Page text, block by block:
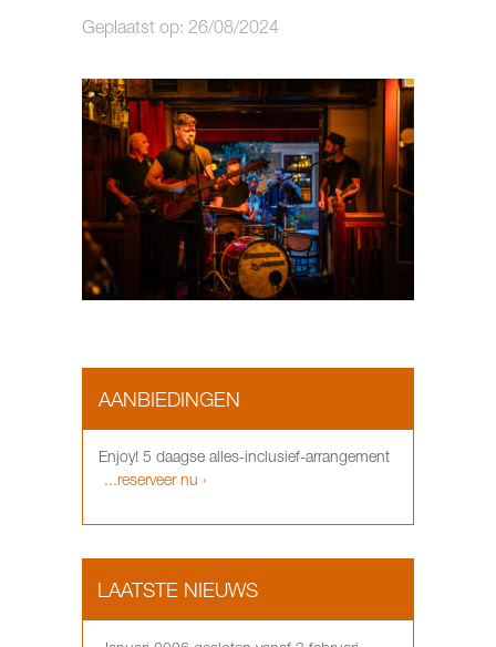
Geplaatst op: 26/08/2024
AANBIEDINGEN
Enjoy! 5 daagse alles-inclusief-arrangement
...reserveer nu ›
LAATSTE NIEUWS